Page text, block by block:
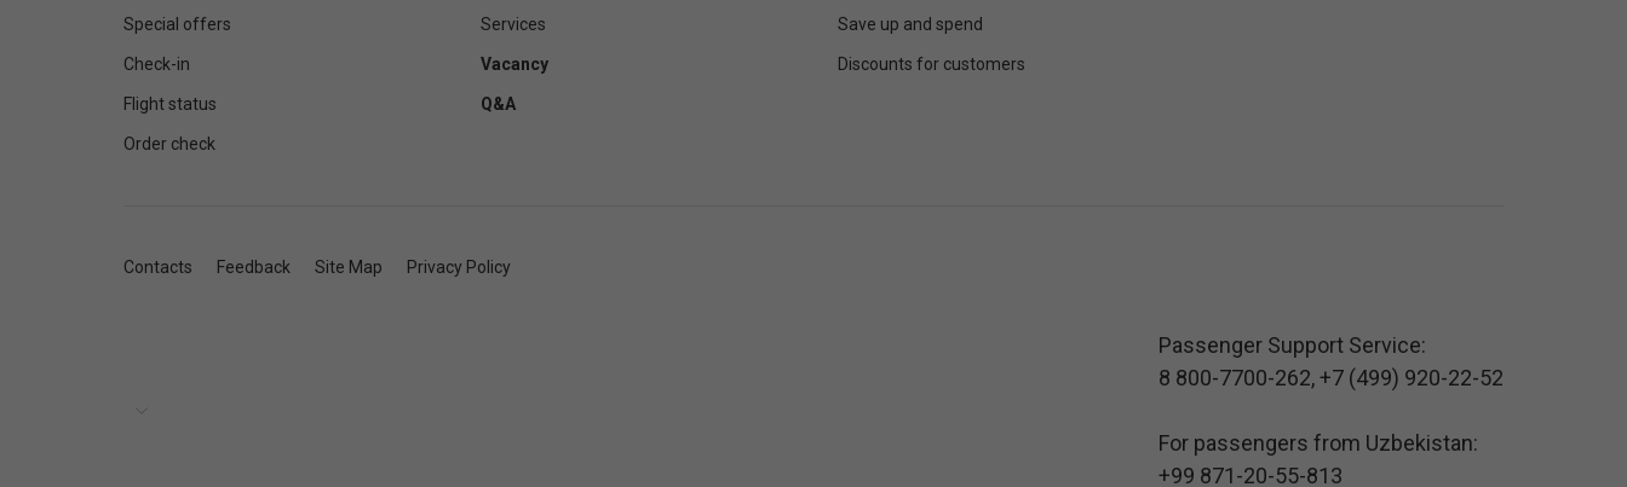
Special offers
Check-in
Flight status
Order check
Services
Vacancy
Q&A
Save up and spend
Discounts for customers
Contacts Feedback Site Map Privacy Policy
Passenger Support Service:
8 800-7700-262,+7 (499) 920-22-52
For passengers from Uzbekistan:
+99 871-20-55-813